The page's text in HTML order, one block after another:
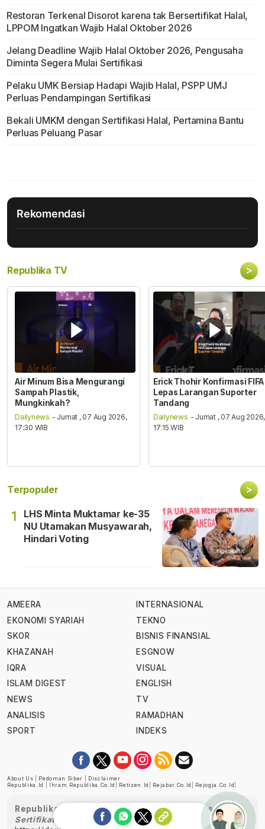
Restoran Terkenal Disorot karena tak Bersertifikat Halal,
LPPOM Ingatkan Wajib Halal Oktober 2026
Jelang Deadline Wajib Halal Oktober 2026, Pengusaha
Diminta Segera Mulai Sertifikasi
Pelaku UMK Bersiap Hadapi Wajib Halal, PSPP UMJ
Perluas Pendampingan Sertifikasi
Bekali UMKM dengan Sertifikasi Halal, Pertamina Bantu
Perluas Peluang Pasar
Rekomendasi
Republika TV >
Air Minum Bisa Mengurangi
Sampah Plastik,
Mungkinkah?
Dailynews - Jumat , 07 Aug 2026,
17:30 WIB
Erick Thohir Konfirmasi FIFA
Lepas Larangan Suporter
Tandang
Dailynews - Jumat , 07 Aug 2026,
17:15 WIB
Terpopuler >
1
LHS Minta Muktamar ke-35
NU Utamakan Musyawarah,
Hindari Voting
AMEERA
EKONOMI SYARIAH
SKOR
KHAZANAH
IQRA
ISLAM DIGEST
NEWS
ANALISIS
SPORT
INTERNASIONAL
TEKNO
BISNIS FINANSIAL
ESGNOW
VISUAL
ENGLISH
TV
RAMADHAN
INDEKS
About Us Pedoman Siber
Disclaimer
Republika.id
Ihram.republika.co.id Retizen.id Rejabar.co.id Rejogja.co.id
Republika telah diverifikasi oleh Dewan Pers
Sertifikat Nomor 1058/DP-Verifikasi/K/XII/2022